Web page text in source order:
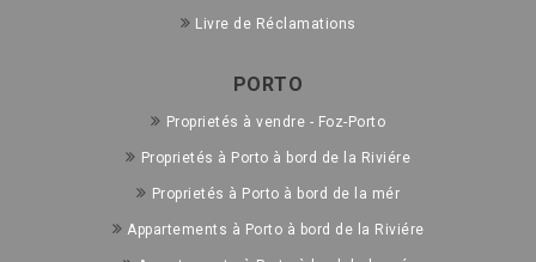
Livre de Réclamations
PORTO
Proprietés à vendre - Foz-Porto
Proprietés à Porto à bord de la Riviére
Proprietés à Porto à bord de la mér
Appartements à Porto à bord de la Riviére